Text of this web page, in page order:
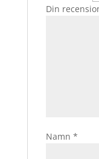
Din
Namn *